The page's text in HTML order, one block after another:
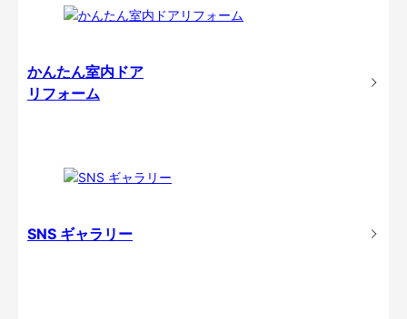
かんたん室内ドア
リフォーム
SNS ギャラリー